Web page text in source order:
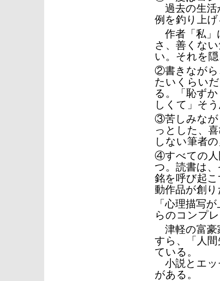
過去の生活
例を釣り上
作者「私」
さ、善くな
い。それを
②書きながら
たいくらい
る。「恥ず
しくて」そ
③苦しみなが
っとした、
しない筆者
④すべての人
つ。読書は
銘を呼び起
動作品が創
「心理描写
らのコンプ
津軽の富豪
すら、「人
ている。
小説とエッ
がある。